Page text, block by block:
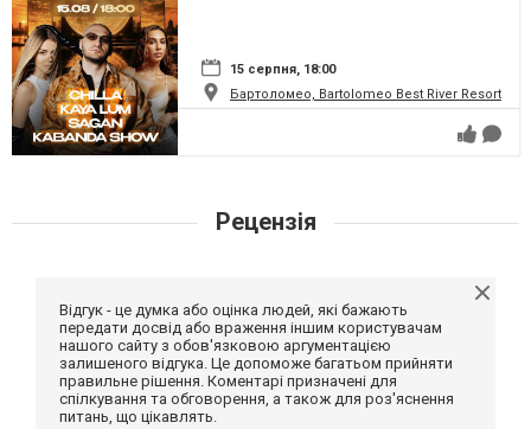
15 серпня, 18:00
Бартоломео, Bartolomeo Best River Resort
Рецензія
Відгук - це думка або оцінка людей, які бажають
передати досвід або враження іншим користувачам
нашого сайту з обов'язковою аргументацією
залишеного відгука. Це допоможе багатьом прийняти
правильне рішення. Коментарі призначені для
спілкування та обговорення, а також для роз'яснення
питань, що цікавлять.